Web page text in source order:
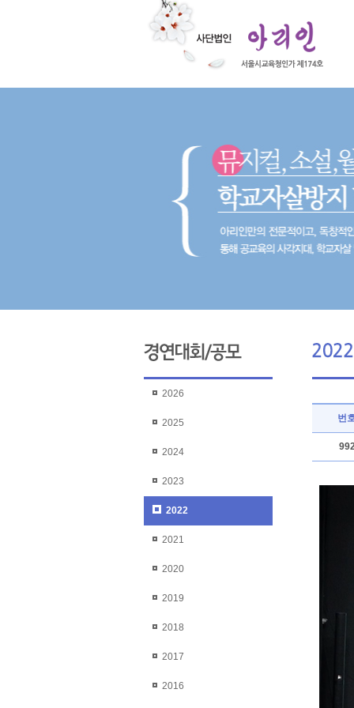
2026
2025
2024
2023
2022
2021
2020
2019
2018
2017
2016
번